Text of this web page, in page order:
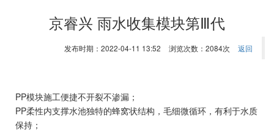
京睿兴 雨水收集模块第Ⅲ代
发布时期：2022-04-11 13:52 浏览次数：2084次 返回
PP模块施工便捷不开裂不渗漏；
PP柔性内支撑水池独特的蜂窝状结构，毛细微循环，有利于水质
保持；